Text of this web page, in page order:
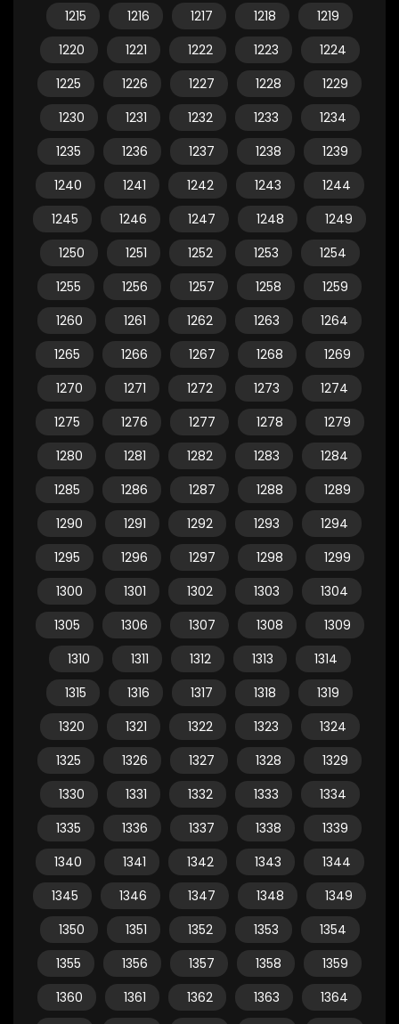
1215
1216 1217 1218
1219
1220
1221 1222 1223
1224
1225
1226 1227 1228
1229
1230
1231 1232 1233
1234
1235
1236 1237 1238
1239
1240
1241 1242 1243
1244
1245
1246 1247 1248
1249
1250
1251 1252 1253
1254
1255
1256 1257 1258
1259
1260
1261 1262 1263
1264
1265
1266 1267 1268
1269
1270
1271 1272 1273
1274
1275
1276 1277 1278
1279
1280
1281 1282 1283
1284
1285
1286 1287 1288
1289
1290
1291 1292 1293
1294
1295
1296 1297 1298
1299
1300
1301 1302 1303
1304
1305
1306 1307 1308
1309
1310
1311 1312 1313
1314
1315
1316 1317 1318
1319
1320
1321 1322 1323
1324
1325
1326 1327 1328
1329
1330
1331 1332 1333
1334
1335
1336 1337 1338
1339
1340
1341 1342 1343
1344
1345
1346 1347 1348
1349
1350
1351 1352 1353
1354
1355
1356 1357 1358
1359
1360
1361 1362 1363
1364